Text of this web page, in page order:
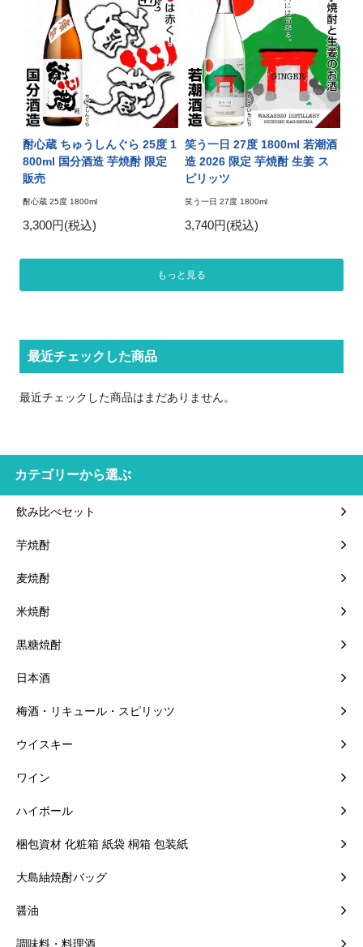
酎心蔵 ちゅうしんぐら 25度 1
800ml 国分酒造 芋焼酎 限定
販売
酎心蔵 25度 1800ml
3,300円(税込)
笑う一日 27度 1800ml 若潮酒
造 2026 限定 芋焼酎 生姜 ス
ピリッツ
笑う一日 27度 1800ml
3,740円(税込)
もっと見る
最近チェックした商品
最近チェックした商品はまだありません。
カテゴリーから選ぶ
飲み比べセット
芋焼酎
麦焼酎
米焼酎
黒糖焼酎
日本酒
梅酒・リキュール・スピリッツ
ウイスキー
ワイン
ハイボール
梱包資材 化粧箱 紙袋 桐箱 包装紙
大島紬焼酎バッグ
醤油
調味料・料理酒